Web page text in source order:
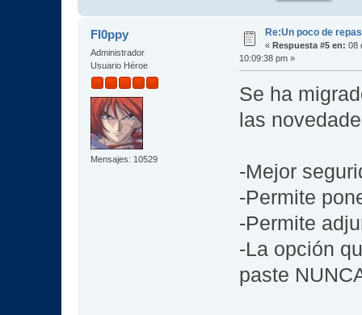
Fl0ppy
Administrador
Usuario Héroe
Mensajes: 10529
Re:Un poco de
« Respuesta #5 en: 08
10:09:38 pm »
Se ha
las
-Mejor
-Permite
-Permite
-La opción
paste